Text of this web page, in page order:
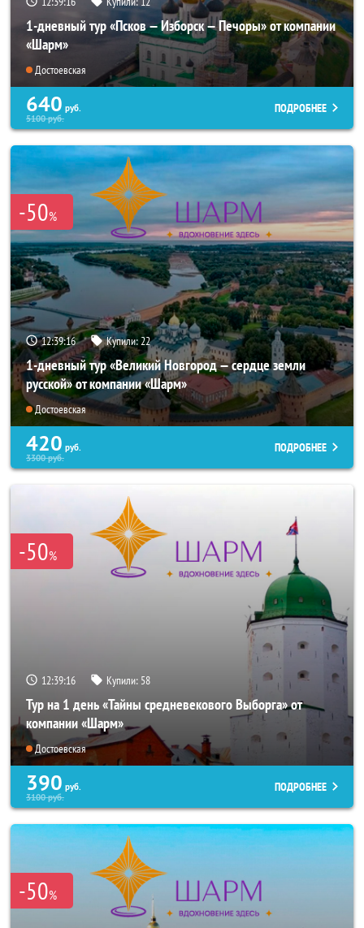
1-дневный тур «Псков — Изборск — Печоры» от компании
«Шарм»
Достоевская
640 руб.
5100руб.
ПОДРОБНЕЕ
-50%
12:39:15 Купили: 22
1-дневный тур «Великий Новгород — сердце земли
русской» от компании «Шарм»
Достоевская
420 руб.
3300руб.
ПОДРОБНЕЕ
-50%
12:39:15 Купили: 58
Тур на 1 день «Тайны средневекового Выборга» от
компании «Шарм»
Достоевская
390 руб.
3100руб.
ПОДРОБНЕЕ
-50%